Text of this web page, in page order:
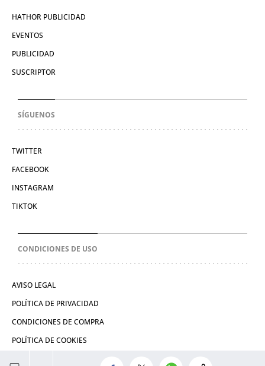
HATHOR PUBLICIDAD
EVENTOS
PUBLICIDAD
SUSCRIPTOR
SÍGUENOS
TWITTER
FACEBOOK
INSTAGRAM
TIKTOK
CONDICIONES DE USO
AVISO LEGAL
POLÍTICA DE PRIVACIDAD
CONDICIONES DE COMPRA
POLÍTICA DE COOKIES